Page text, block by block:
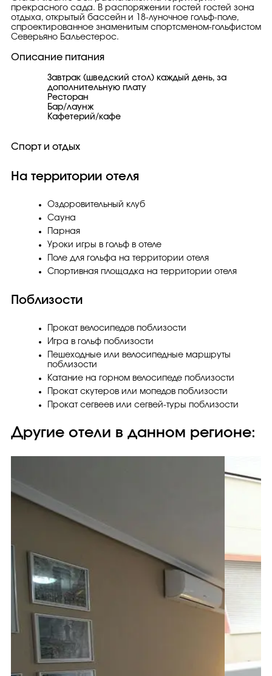
прекрасного сада. В распоряжении гостей гостей зона
отдыха, открытый бассейн и 18-луночное гольф-поле,
спроектированное знаменитым спортсменом-гольфистом
Северьяно Бальестерос.
Описание питания
Завтрак (шведский стол) каждый день, за
дополнительную плату
Ресторан
Бар/лаунж
Кафетерий/кафе
Спорт и отдых
На территории отеля
Оздоровительный клуб
Сауна
Парная
Уроки игры в гольф в отеле
Поле для гольфа на территории отеля
Спортивная площадка на территории отеля
Поблизости
Прокат велосипедов поблизости
Игра в гольф поблизости
Пешеходные или велосипедные маршруты
поблизости
Катание на горном велосипеде поблизости
Прокат скутеров или мопедов поблизости
Прокат сегвеев или сегвей-туры поблизости
Другие отели в данном регионе: